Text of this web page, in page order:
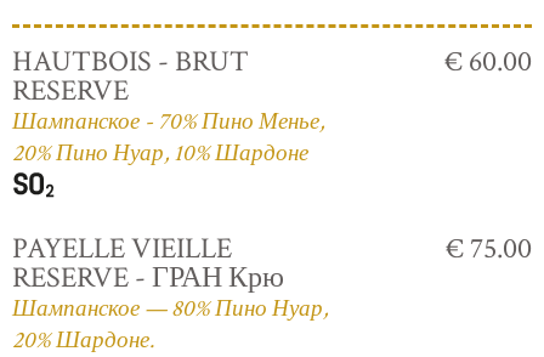
HAUTBOIS - BRUT
RESERVE
Шампанское - 70% Пино Менье,
20% Пино Нуар, 10% Шардоне
€ 60.00
PAYELLE VIEILLE
RESERVE - ГРАН Крю
Шампанское — 80% Пино Нуар,
20% Шардоне.
€ 75.00